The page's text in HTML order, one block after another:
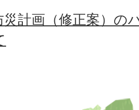
災計画（修正案）の